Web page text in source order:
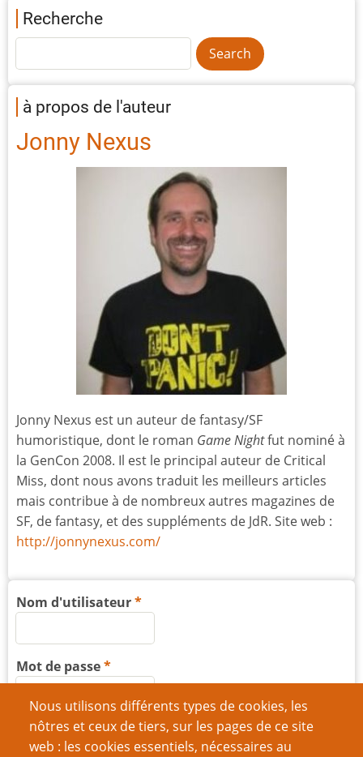
Nous utilisons différents types de cookies, les
nôtres et ceux de tiers, sur les pages de ce site
web : les cookies essentiels, nécessaires au
Recherche
à propos de l'auteur
Jonny Nexus
Jonny Nexus est un auteur de fantasy/SF
humoristique, dont le roman Game Nightfut nominé à
la GenCon 2008. Il est le principal auteur de Critical
Miss, dont nous avons traduit les meilleurs articles
mais contribue à de nombreux autres magazines de
SF, de fantasy, et des suppléments de JdR. Site web :
http://jonnynexus.com/
Nom d'utilisateur
Mot de passe